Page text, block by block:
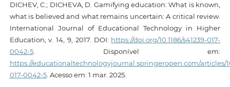
DICHEV, C.; DICHEVA, D. Gamifying education: What is known,
what is believed and what remains uncertain: A critical review.
International Journal of Educational Technology in Higher
Education, v. 14, 9, 2017. DOI: https://doi.org/10.1186/s41239-017-
0042-5. Disponível em:
https://educationaltechnologyjournal.springeropen.com/articles/
017-0042-5. Acesso em: 1 mar. 2025.